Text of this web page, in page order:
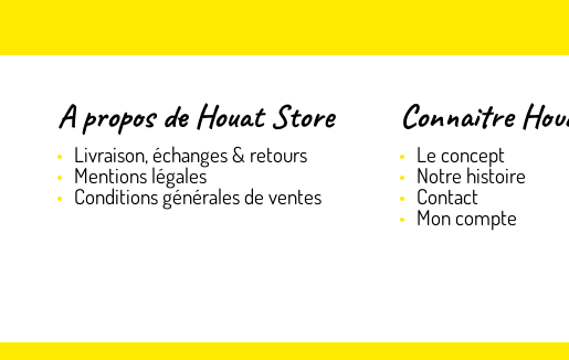
A propos de Houat Store
Livraison, échanges & retours
Mentions légales
Conditions générales de ventes
Connaitre
Le concept
Notre histoire
Contact
Mon compte